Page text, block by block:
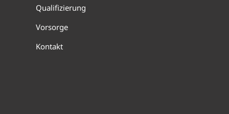
Qualifizierung
Vorsorge
Kontakt